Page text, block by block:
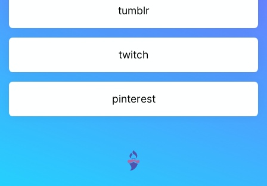
tumblr
twitch
pinterest